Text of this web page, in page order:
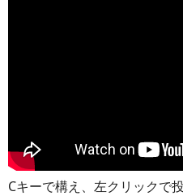
Cキーで構え、左クリックで